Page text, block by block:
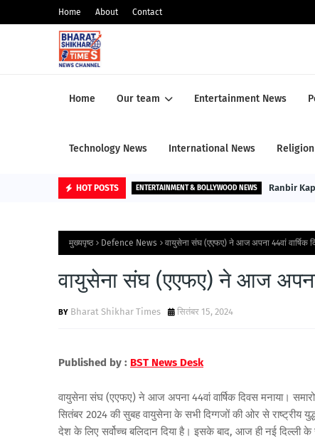
Home About Contact
Home Our team Entertainment News
Technology News International News
HOT POSTS ENTERTAINMENT & BOLLYWOOD NEWS Ranbir
मुख्यपृष्ठ Defence News वायुसेना संघ (एएफए) ने आज अपना 44वां वार्षिक
वायुसेना संघ (एएफए) ने आज अपना
Bharat Shikhar Times सितंबर 15, 2024
Published by : BST News Desk
वायुसेना संघ (एएफए) ने आज अपना 44वां वार्षिक दिवस मनाया।
सितंबर 2024 की सुबह वायुसेना के सभी दिग्गजों की ओर से राष्ट्रीय
देश के लिए सर्वोच्च बलिदान दिया है। इसके बाद, आज ही नई दिल्ली